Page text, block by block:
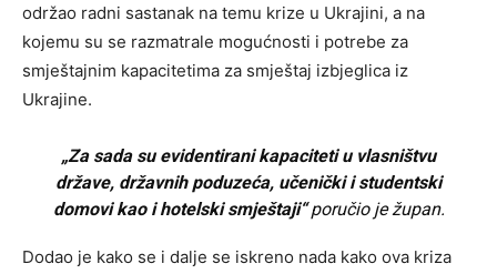
održao radni sastanak na temu krize u Ukrajini, a na
kojemu su se razmatrale mogućnosti i potrebe za
smještajnim kapacitetima za smještaj izbjeglica iz
Ukrajine.
„Za sada su evidentirani kapaciteti u vlasništvu
države, državnih poduzeća, učenički i studentski
domovi kao i hotelski smještaji“poručio je župan.
Dodao je kako se i dalje se iskreno nada kako ova kriza